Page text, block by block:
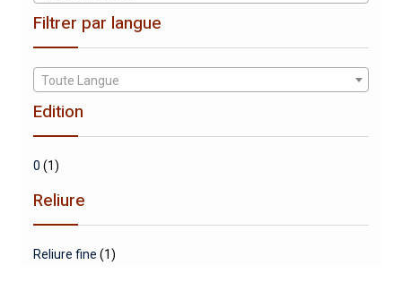
Filtrer par langue
Toute Langue
Edition
0 (1)
Reliure
Reliure fine (1)